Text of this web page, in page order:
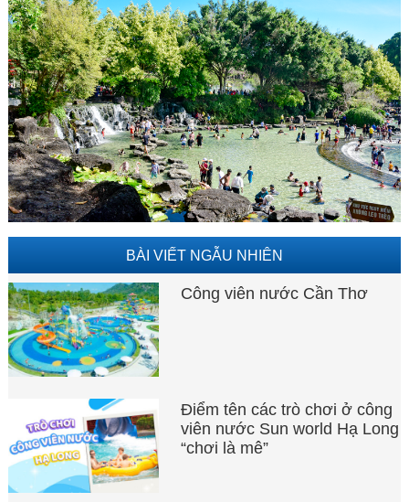
BÀI VIẾT NGẪU NHIÊN
Công viên nước Cần Thơ
Điểm tên các trò chơi ở công
viên nước Sun world Hạ Long
“chơi là mê”